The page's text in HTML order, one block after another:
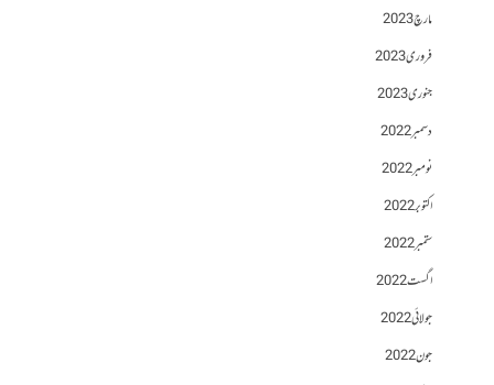
مارچ 2023
فروری 2023
جنوری 2023
دسمبر 2022
نومبر 2022
اکتوبر 2022
ستمبر 2022
اگست 2022
جولائی 2022
جون 2022